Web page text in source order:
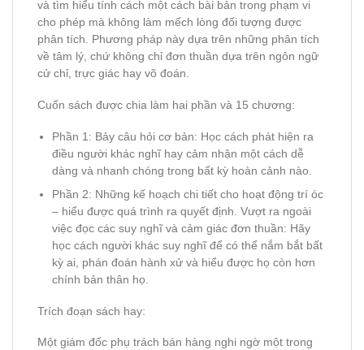
và tìm hiểu tính cách một cách bài bản trong phạm vi
cho phép mà không làm mếch lòng đối tượng được
phân tích. Phương pháp này dựa trên những phân tích
về tâm lý, chứ không chỉ đơn thuần dựa trên ngôn ngữ
cử chỉ, trực giác hay võ đoán.
Cuốn sách được chia làm hai phần và 15 chương:
Phần 1: Bảy câu hỏi cơ bản: Học cách phát hiện ra
điều người khác nghĩ hay cảm nhận một cách dễ
dàng và nhanh chóng trong bất kỳ hoàn cảnh nào.
Phần 2: Những kế hoạch chi tiết cho hoạt động trí óc
– hiểu được quá trình ra quyết định. Vượt ra ngoài
việc đọc các suy nghĩ và cảm giác đơn thuần: Hãy
học cách người khác suy nghĩ để có thể nắm bắt bất
kỳ ai, phán đoán hành xử và hiểu được họ còn hơn
chính bản thân họ.
Trích đoạn sách hay:
Một giám đốc phụ trách bán hàng nghi ngờ một trong